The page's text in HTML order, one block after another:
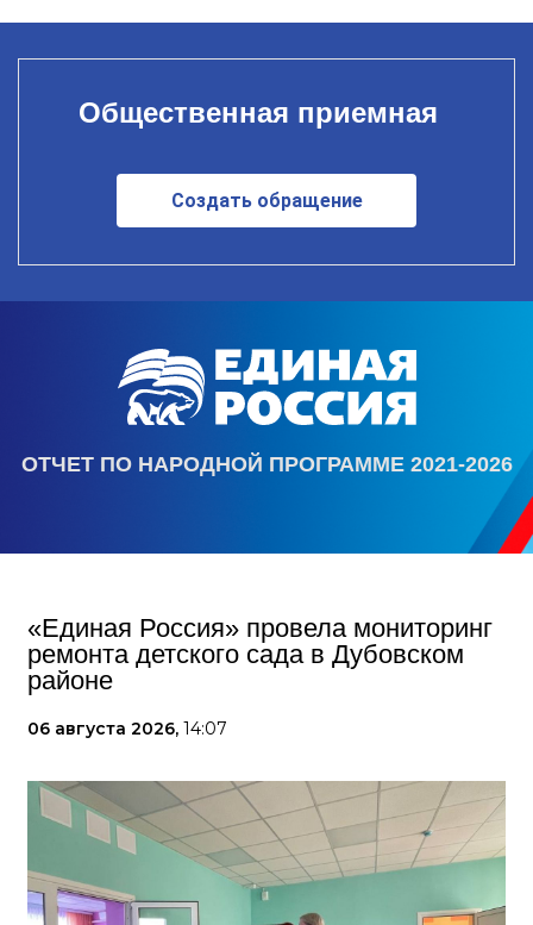
Общественная приемная
Создать обращение
ОТЧЕТ ПО НАРОДНОЙ ПРОГРАММЕ 2021-2026
«Единая Россия» провела мониторинг
ремонта детского сада в Дубовском
районе
06 августа 2026, 14:07